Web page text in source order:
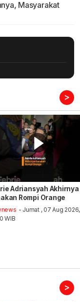
Masyarakat
>
Adriansyah Akhirnya
Rompi Orange
- Jumat , 07 Aug 2026,
WIB
>